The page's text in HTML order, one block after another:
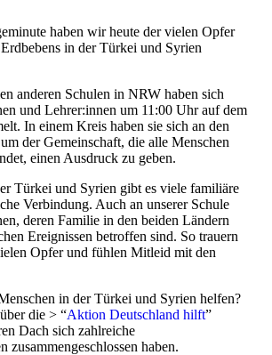
haben wir heute der vielen Opfer
in der Türkei und Syrien
anderen Schulen in NRW haben sich
und Lehrer:innen um 11:00 Uhr auf dem
In einem Kreis haben sie sich an den
der Gemeinschaft, die alle Menschen
einen Ausdruck zu geben.
Türkei und Syrien gibt es viele familiäre
Verbindung. Auch an unserer Schule
deren Familie in den beiden Ländern
Ereignissen betroffen sind. So trauern
Opfer und fühlen Mitleid mit den
in der Türkei und Syrien helfen?
die > “Aktion Deutschland hilft”
Dach sich zahlreiche
zusammengeschlossen haben.